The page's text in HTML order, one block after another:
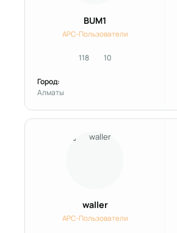
BUM1
APC-Пользователи
118сообщения
10Репутация
Город:
Алматы
waller
APC-Пользователи